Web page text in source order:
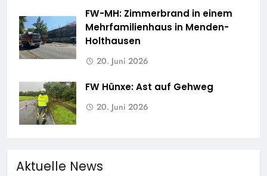
FW-MH: Zimmerbrand in einem
Mehrfamilienhaus in Menden-
Holthausen
20. Juni 2026
FW Hünxe: Ast auf Gehweg
20. Juni 2026
Aktuelle News